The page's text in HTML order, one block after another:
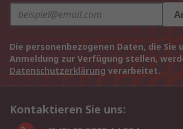
Die personenbezogenen Daten, die Sie
Anmeldung zur Verfügung stellen,
Datenschutzerklärung verarbeitet.
Kontaktieren Sie uns: